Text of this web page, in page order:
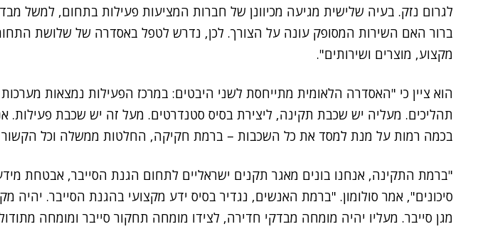
לגרום נזק. בעיה שלישית מגיעה מכיוונן של חברות המציעות פעילות בתחום, למשל
ברור האם השירות המסופק עונה על הצורך. לכן, נדרש לטפל באסדרה של שלושת
מקצוע, מוצרים ושירותים".
תהליכים. מעליה יש שכבת תקינה, ליצירת בסיס סטנדרטים. מעל זה יש שכבת פעילות.
בכמה רמות על מנת למסד את כל השכבות – ברמת חקיקה, החלטות ממשלה וכל הקשור
"ברמת התקינה, אנחנו בונים מאגר תקנים ישראליים לתחום הגנת הסייבר, אבטחת מידע
סיכונים", אמר סולומון. "ברמת האנשים, נגדיר בסיס ידע מקצועי בהגנת הסייבר. יהיה
מגן סייבר. מעליו יהיה מומחה מבדקי חדירה, לצידו מומחה תחקור סייבר ומומחה